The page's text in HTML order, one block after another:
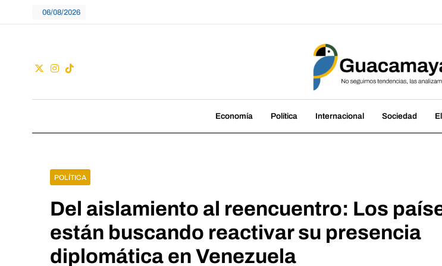
06/08/2026
Guacamaya
Economía Política Internacional Sociedad
POLÍTICA
Del aislamiento al reencuentro: Los
están buscando reactivar su presencia
diplomática en Venezuela